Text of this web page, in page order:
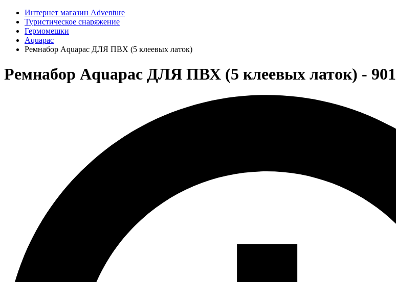
Интернет магазин Adventure
Туристическое снаряжение
Гермомешки
Aquapac
Ремнабор Aquapac ДЛЯ ПВХ (5 клеевых латок)
Ремнабор Aquapac ДЛЯ ПВХ (5 клеевых латок) - 901